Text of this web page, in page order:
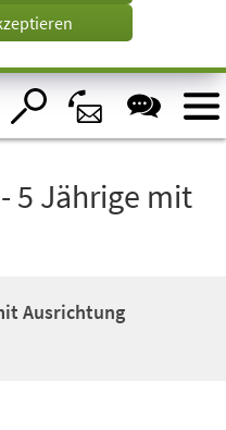
5 Jährige mit
Ausrichtung